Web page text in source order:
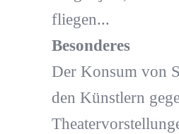
fliegen...
Besonderes
Der Konsum von
den Künstlern